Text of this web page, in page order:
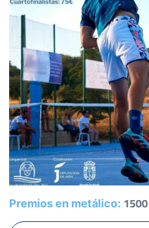
Premios en metálico: 1500